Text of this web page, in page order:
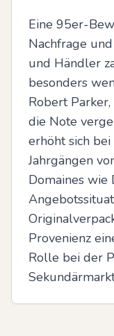
Eine 95er-
Nachfrage
und Händler
besonders
Robert
die Note
erhöht sich
Jahrgängen
Domaines wie
Provenienz
Rolle bei der